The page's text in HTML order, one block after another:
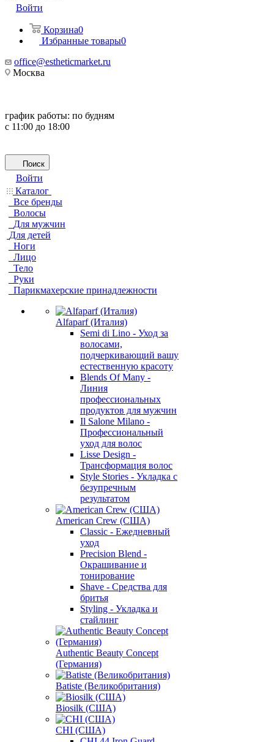
Войти
Корзина0
Избранные товары0
office@estheticmarket.ru
Москва
график работы: по будням
с 11:00 до 18:00
Поиск
Войти
Каталог
Все бренды
Волосы
Для мужчин
Для детей
Ноги
Лицо
Тело
Руки
Парикмахерские принадлежности
Alfaparf (Италия)
Semi di Lino - Уход за
волосами,
подчеркивающий вашу
естественную красоту
Blends Of Many -
Линия
профессиональных
продуктов для мужчин
Il Salone Milano -
Профессиональный
уход для волос
Lisse Design -
Трансформация волос
Style Stories - Укладка с
безупречным
результатом
American Crew (США)
Classic - Ежедневный
уход
Precision Blend -
Окрашивание и
тонирование
Shave - Средства для
бритья
Styling - Укладка и
стайлинг
Authentic Beauty Concept
(Германия)
Batiste (Великобритания)
Biosilk (США)
CHI (США)